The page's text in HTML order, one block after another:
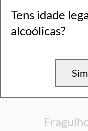
Tens idade
alcoólicas?
Sim